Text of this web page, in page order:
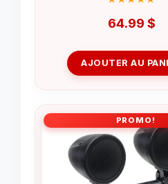
64.99 $
AJOUTER AU
PROMO!